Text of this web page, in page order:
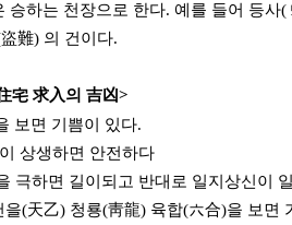
하는 천장으로 한다. 예를 들어 등사
의 건이다.
宅 求入의 吉凶>
보면 기쁨이 있다.
상생하면 안전하다
극하면 길이되고 반대로 일지상신이
(天乙) 청룡(靑龍) 육합(六合)을 보면